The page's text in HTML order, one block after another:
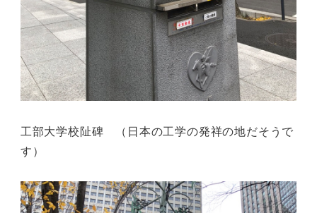
工部大学校阯碑 （日本の工学の発祥の地だそうで
す）